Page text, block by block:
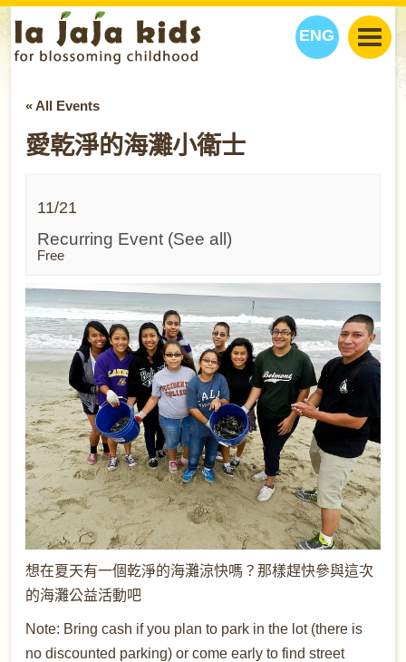
ENG
丫丫夥伴 + 友情連接
« All Events
愛乾淨的海灘小衛士
11/21
Recurring Event (See all)
Free
想在夏天有一個乾淨的海灘涼快嗎？那樣趕快參與這次
的海灘公益活動吧
Note: Bring cash if you plan to park in the lot (there is
no discounted parking) or come early to find street